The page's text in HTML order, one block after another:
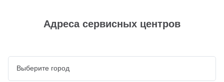
Адреса сервисных центров